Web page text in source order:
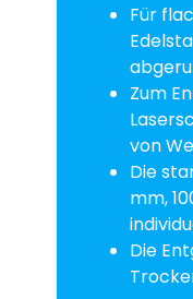
Für
Zum
von
Die
mm,
Die